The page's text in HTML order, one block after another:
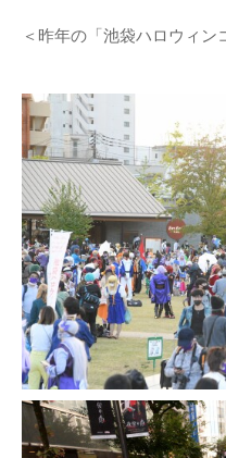
＜昨年の「池袋ハロウィン